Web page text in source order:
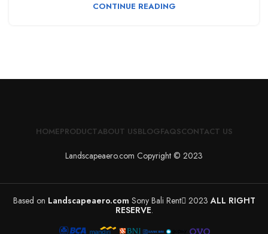
CONTINUE READING
HOMEPRODUCTABOUT USBLOGFAQSCONTACT US
Landscapeaero.com Copyright © 2023
Based on Landscapeaero.com Sony Bali Rent 2023ALL RIGHT
RESERVE.